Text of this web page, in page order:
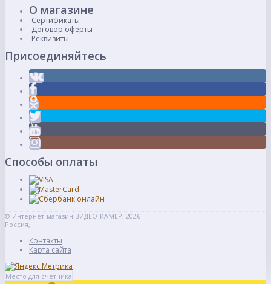
О магазине
Сертификаты
Договор оферты
Реквизиты
Присоединяйтесь
Способы оплаты
© Интернет-магазин ВИДЕО-КАМЕР, 2026
Россия,
Контакты
Карта сайта
Место для счетчика